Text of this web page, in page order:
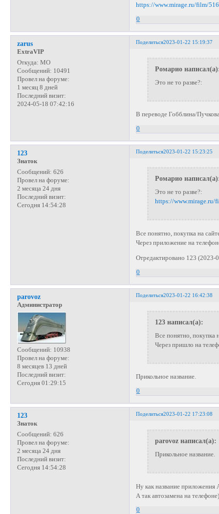
https://www.mirage.ru/film/
0
Поделиться2023-01-22 15:19:37
zarus
ExtraVIP
Откуда: МО
Сообщений: 10491
Провел на форуме:
1 месяц 8 дней
Последний визит:
2024-05-18 07:42:16
Ромарио
Это не то разве?:
В переводе Гобблина/
0
Поделиться2023-01-22 15:23:25
123
Знаток
Сообщений: 626
Провел на форуме:
2 месяца 24 дня
Последний визит:
Сегодня 14:54:28
Ромарио
Это не то разве?:
https://www.mirage.ru/
Все понятно, покупка на
Через приложение на
Отредактировано 123 (2023-
0
Поделиться2023-01-22 16:42:38
parovoz
Администратор
Сообщений: 10938
Провел на форуме:
8 месяцев 13 дней
Последний визит:
Сегодня 01:29:15
123 написал(а):
Все понятно, покупка
Через пришло на
Прикольное название.
0
Поделиться2023-01-22 17:23:08
123
Знаток
Сообщений: 626
Провел на форуме:
2 месяца 24 дня
Последний визит:
Сегодня 14:54:28
parovoz написал(а):
Прикольное название.
Ну как название приложения
А так автозамена на
0